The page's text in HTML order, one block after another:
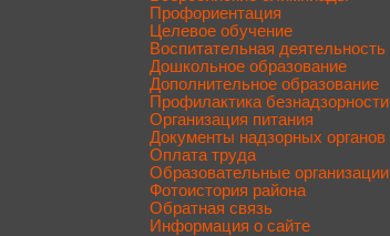
Профориентация
Целевое обучение
Воспитательная деятельность
Дошкольное образование
Дополнительное образование
Профилактика безнадзорности
Организация питания
Документы надзорных органов
Оплата труда
Образовательные организации
Фотоистория района
Обратная связь
Информация о сайте